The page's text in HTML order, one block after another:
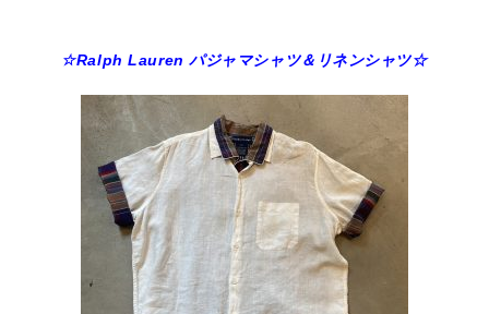
☆Ralph Lauren パジャマシャツ＆リネンシャツ☆